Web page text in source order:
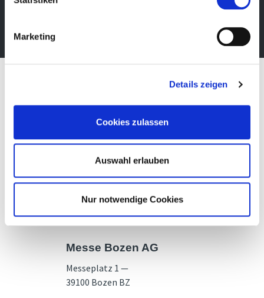
Marketing
Details zeigen
Cookies zulassen
Auswahl erlauben
Nur notwendige Cookies
Messe Bozen AG
Messeplatz 1 —
39100 Bozen BZ